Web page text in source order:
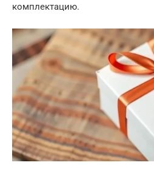
комплектацию.